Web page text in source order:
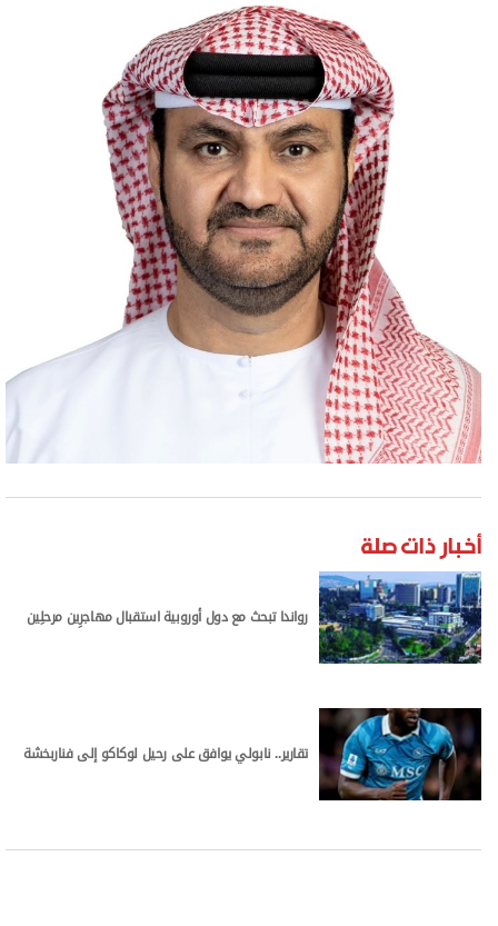
أخبار ذات صلة
رواندا تبحث مع دول أوروبية استقبال مهاجرِين مرحلِين
تقارير.. نابولي يوافق على رحيل لوكاكو إلى فناربخشة